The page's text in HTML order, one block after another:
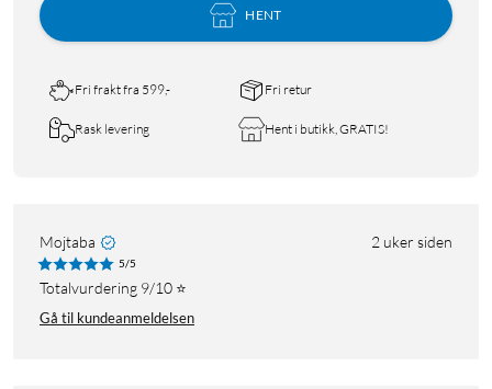
HENT
Fri frakt fra 599,- Fri retur
Rask levering Hent i butikk, GRATIS!
Mojtaba 2 uker siden
5/5
Totalvurdering 9/10 ⭐️
Gå til kundeanmeldelsen